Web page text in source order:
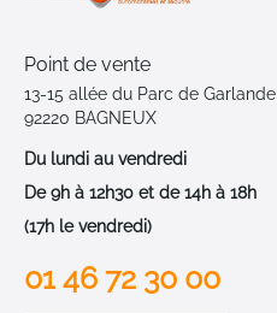
Point de vente
13-15 allée du Parc de Garlande
92220 BAGNEUX
Du lundi au vendredi
De 9h à 12h30 et de 14h à 18h
(17h le vendredi)
01 46 72 30 00